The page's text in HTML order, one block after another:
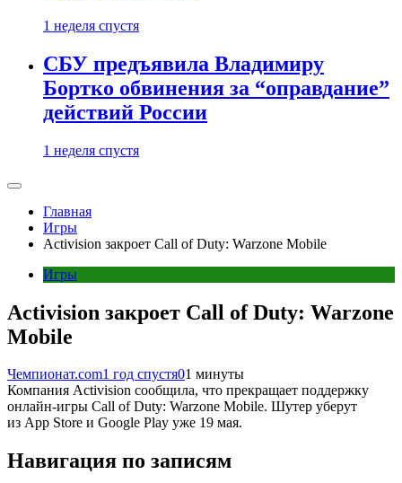
1 неделя спустя
СБУ предъявила Владимиру
Бортко обвинения за “оправдание”
действий России
1 неделя спустя
Главная
Игры
Activision закроет Call of Duty: Warzone Mobile
Игры
Activision закроет Call of Duty: Warzone
Mobile
Чемпионат.com1 год спустя01 минуты
Компания Activision сообщила, что прекращает поддержку
онлайн-игры Call of Duty: Warzone Mobile. Шутер уберут
из App Store и Google Play уже 19 мая.
Навигация по записям